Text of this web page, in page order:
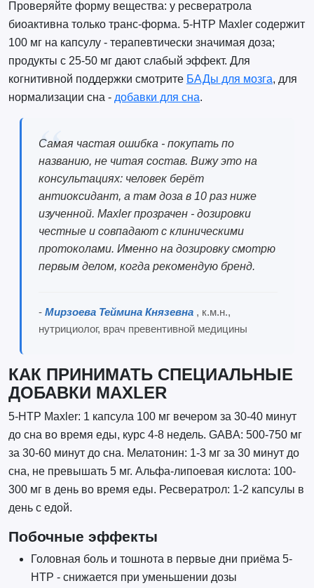
Проверяйте форму вещества: у ресвератрола
биоактивна только транс-форма. 5-HTP Maxler содержит
100 мг на капсулу - терапевтически значимая доза;
продукты с 25-50 мг дают слабый эффект. Для
когнитивной поддержки смотрите БАДы для мозга, для
нормализации сна - добавки для сна.
Самая частая ошибка - покупать по
названию, не читая состав. Вижу это на
консультациях: человек берёт
антиоксидант, а там доза в 10 раз ниже
изученной. Maxler прозрачен - дозировки
честные и совпадают с клиническими
протоколами. Именно на дозировку смотрю
первым делом, когда рекомендую бренд.
- Мирзоева Теймина Князевна , к.м.н.,
нутрициолог, врач превентивной медицины
КАК ПРИНИМАТЬ СПЕЦИАЛЬНЫЕ
ДОБАВКИ MAXLER
5-HTP Maxler: 1 капсула 100 мг вечером за 30-40 минут
до сна во время еды, курс 4-8 недель. GABA: 500-750 мг
за 30-60 минут до сна. Мелатонин: 1-3 мг за 30 минут до
сна, не превышать 5 мг. Альфа-липоевая кислота: 100-
300 мг в день во время еды. Ресвератрол: 1-2 капсулы в
день с едой.
Побочные эффекты
Головная боль и тошнота в первые дни приёма 5-
HTP - снижается при уменьшении дозы